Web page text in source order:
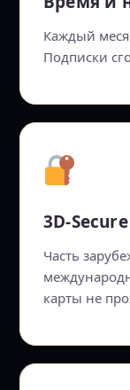
Каждый
Подписки
3D-
Часть
карты не